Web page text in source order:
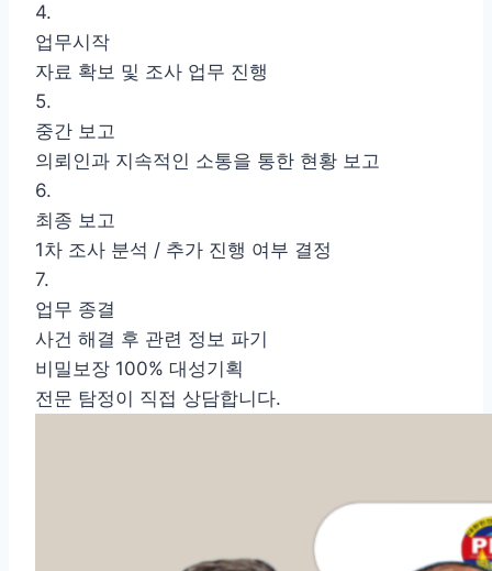
4.
업무시작
자료 확보 및 조사 업무 진행
5.
중간 보고
의뢰인과 지속적인 소통을 통한 현황 보고
6.
최종 보고
1차 조사 분석 / 추가 진행 여부 결정
7.
업무 종결
사건 해결 후 관련 정보 파기
비밀보장 100% 대성기획
전문 탐정이 직접 상담합니다.